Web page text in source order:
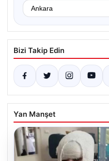
Bizi Takip Edin
Yan Manşet